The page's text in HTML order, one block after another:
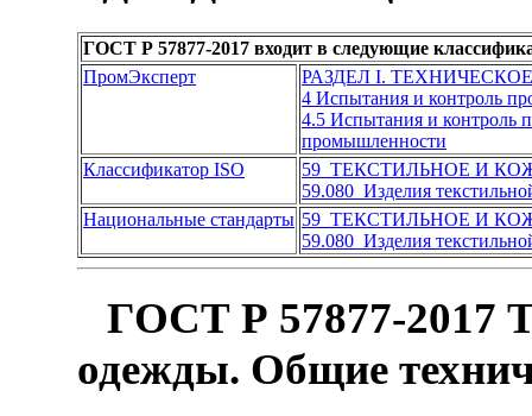
ГОСТ Р 57877-2017 входит в следующие
ПромЭксперт
РАЗДЕЛ I.
4 Испытания и контроль
4.5 Испытания и контроль
промышленности
Классификатор ISO
59 ТЕКСТИЛЬНОЕ И
59.080 Изделия
Национальные стандарты 59 ТЕКСТИЛЬНОЕ И
59.080 Изделия
ГОСТ Р 57877-2017
одежды. Общие